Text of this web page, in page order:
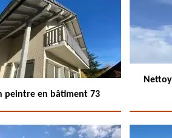
peintre en bâtiment 73